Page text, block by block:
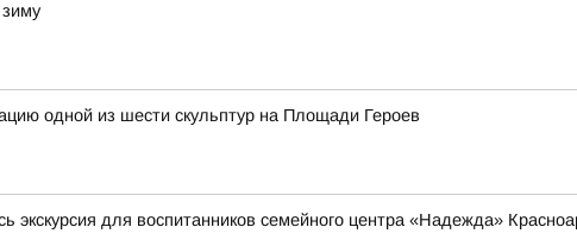
одной из шести скульптур на Площади Героев
для воспитанников семейного центра «Надежда»